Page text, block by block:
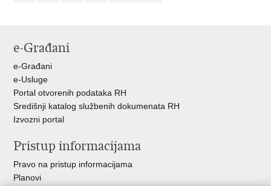
e-Građani
e-Građani
e-Usluge
Portal otvorenih podataka RH
Središnji katalog službenih dokumenata RH
Izvozni portal
Pristup informacijama
Pravo na pristup informacijama
Planovi